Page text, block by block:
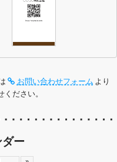
お問い合わせフォーム より
ださい。
ー